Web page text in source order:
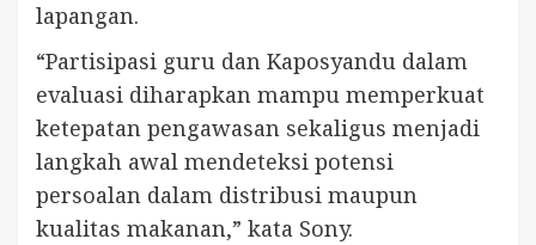
lapangan.
“Partisipasi guru dan Kaposyandu dalam
evaluasi diharapkan mampu memperkuat
ketepatan pengawasan sekaligus menjadi
langkah awal mendeteksi potensi
persoalan dalam distribusi maupun
kualitas makanan,” kata Sony.